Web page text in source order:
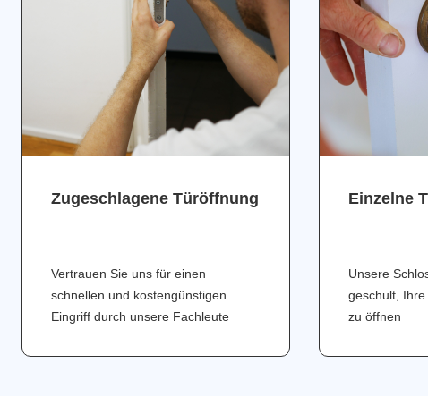
Zugeschlagene Türöffnung
Vertrauen Sie uns für einen
schnellen und kostengünstigen
Eingriff durch unsere Fachleute
Einzelne
Unsere
geschult,
zu öffnen